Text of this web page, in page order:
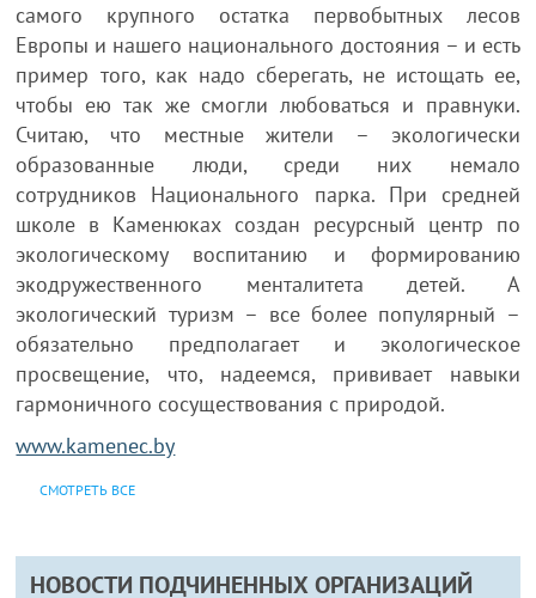
НОВОСТИ ПОДЧИНЕННЫХ ОРГАНИЗАЦИЙ
самого крупного остатка первобытных лесов
Европы и нашего национального достояния – и есть
пример того, как надо сберегать, не истощать ее,
чтобы ею так же смогли любоваться и правнуки.
Считаю, что местные жители – экологически
образованные люди, среди них немало
сотрудников Национального парка. При средней
школе в Каменюках создан ресурсный центр по
экологическому воспитанию и формированию
экодружественного менталитета детей. А
экологический туризм – все более популярный –
обязательно предполагает и экологическое
просвещение, что, надеемся, прививает навыки
гармоничного сосуществования с природой.
www.kamenec.by
СМОТРЕТЬ ВСЕ